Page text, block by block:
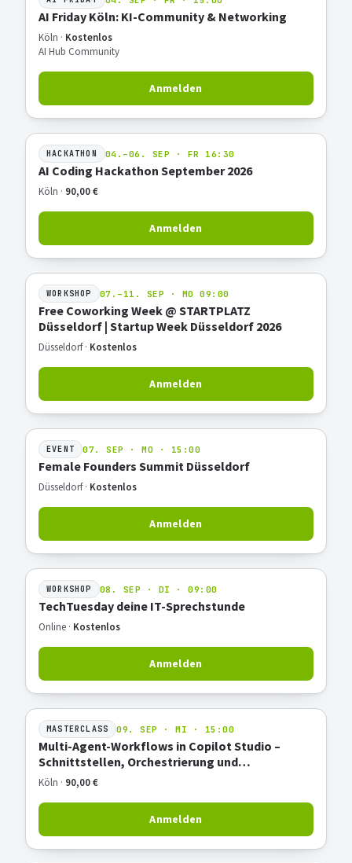
AI Friday Köln: KI-Community & Networking
Köln · Kostenlos
AI Hub Community
Anmelden
HACKATHON 04.–06. SEP · FR 16:30
AI Coding Hackathon September 2026
Köln · 90,00 €
Anmelden
WORKSHOP 07.–11. SEP · MO 09:00
Free Coworking Week @ STARTPLATZ
Düsseldorf | Startup Week Düsseldorf 2026
Düsseldorf · Kostenlos
Anmelden
EVENT 07. SEP · MO · 15:00
Female Founders Summit Düsseldorf
Düsseldorf · Kostenlos
Anmelden
WORKSHOP 08. SEP · DI · 09:00
TechTuesday deine IT-Sprechstunde
Online · Kostenlos
Anmelden
MASTERCLASS 09. SEP · MI · 15:00
Multi-Agent-Workflows in Copilot Studio –
Schnittstellen, Orchestrierung und
Praxisbeispiel
Köln · 90,00 €
Anmelden